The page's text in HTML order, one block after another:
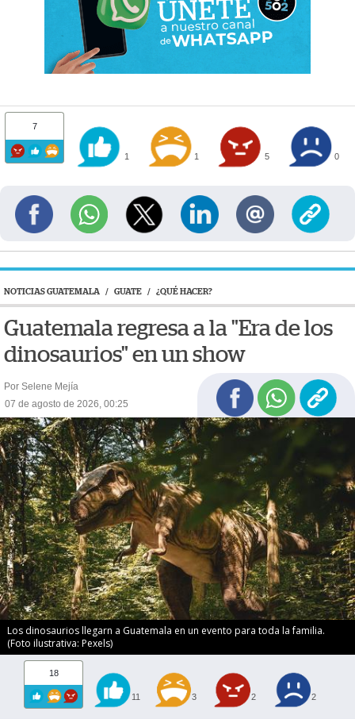
7
1 1 5 0
NOTICIAS GUATEMALA / GUATE / ¿QUÉ HACER?
Guatemala regresa a la "Era de los
dinosaurios" en un show
Por Selene Mejía
07 de agosto de 2026, 00:25
Los dinosaurios llegarn a Guatemala en un evento para toda la familia.
(Foto ilustrativa: Pexels)
18
11 3 2 2